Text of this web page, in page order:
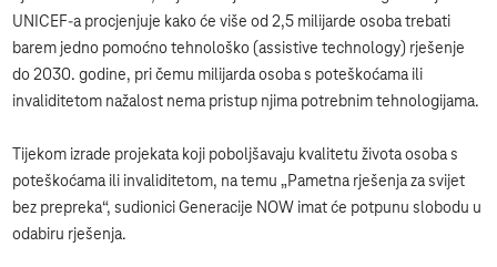
UNICEF-a procjenjuje kako će više od 2,5 milijarde osoba trebati
barem jedno pomoćno tehnološko (assistive technology) rješenje
do 2030. godine, pri čemu milijarda osoba s poteškoćama ili
invaliditetom nažalost nema pristup njima potrebnim tehnologijama.
Tijekom izrade projekata koji poboljšavaju kvalitetu života osoba s
poteškoćama ili invaliditetom, na temu „Pametna rješenja za svijet
bez prepreka“, sudionici Generacije NOW imat će potpunu slobodu u
odabiru rješenja.